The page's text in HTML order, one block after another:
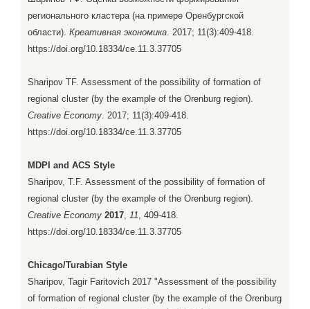
регионального кластера (на примере Оренбургской
области). Креативная экономика. 2017; 11(3):409-418.
https://doi.org/10.18334/ce.11.3.37705
Sharipov TF. Assessment of the possibility of formation of
regional cluster (by the example of the Orenburg region).
Creative Economy. 2017; 11(3):409-418.
https://doi.org/10.18334/ce.11.3.37705
MDPI and ACS Style
Sharipov, T.F. Assessment of the possibility of formation of
regional cluster (by the example of the Orenburg region).
Creative Economy 2017, 11, 409-418.
https://doi.org/10.18334/ce.11.3.37705
Chicago/Turabian Style
Sharipov, Tagir Faritovich 2017 "Assessment of the possibility
of formation of regional cluster (by the example of the Orenburg